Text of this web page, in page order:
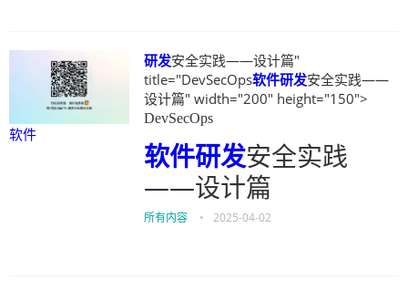
软件
研发安全实践——设计篇"
title="DevSecOps软件研发安全实践——
设计篇" width="200" height="150">
DevSecOps
软件研发安全实践
——设计篇
所有内容 • 2025-04-02